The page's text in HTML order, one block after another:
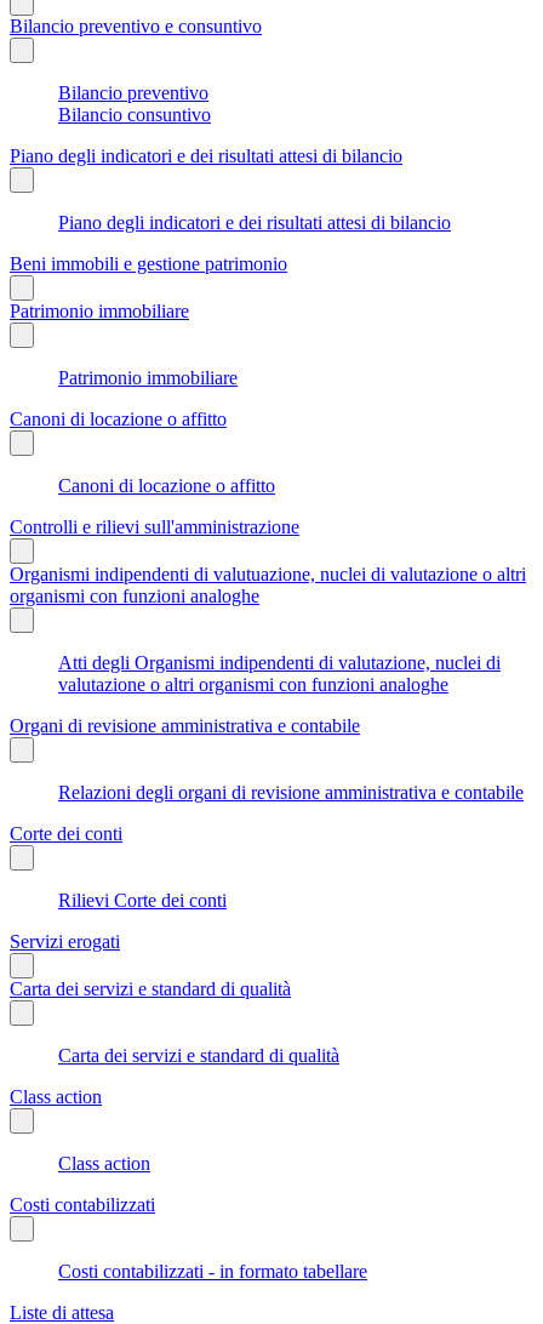
Bilancio preventivo e consuntivo
Bilancio preventivo
Bilancio consuntivo
Piano degli indicatori e dei risultati attesi di bilancio
Piano degli indicatori e dei risultati attesi di bilancio
Beni immobili e gestione patrimonio
Patrimonio immobiliare
Patrimonio immobiliare
Canoni di locazione o affitto
Canoni di locazione o affitto
Controlli e rilievi sull'amministrazione
Organismi indipendenti di valutuazione, nuclei di valutazione o altri
organismi con funzioni analoghe
Atti degli Organismi indipendenti di valutazione, nuclei di
valutazione o altri organismi con funzioni analoghe
Organi di revisione amministrativa e contabile
Relazioni degli organi di revisione amministrativa e contabile
Corte dei conti
Rilievi Corte dei conti
Servizi erogati
Carta dei servizi e standard di qualità
Carta dei servizi e standard di qualità
Class action
Class action
Costi contabilizzati
Costi contabilizzati - in formato tabellare
Liste di attesa